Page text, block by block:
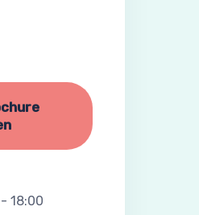
- 18:00